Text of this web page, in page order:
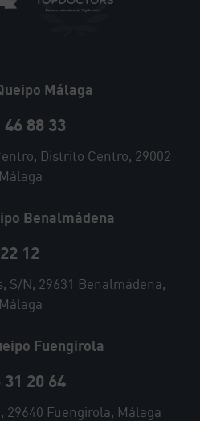
Málaga
46 88 33
Distrito Centro, 29002
Málaga
Benalmádena
12
S/N, 29631 Benalmádena,
Málaga
Fuengirola
31 20 64
29640 Fuengirola, Málaga